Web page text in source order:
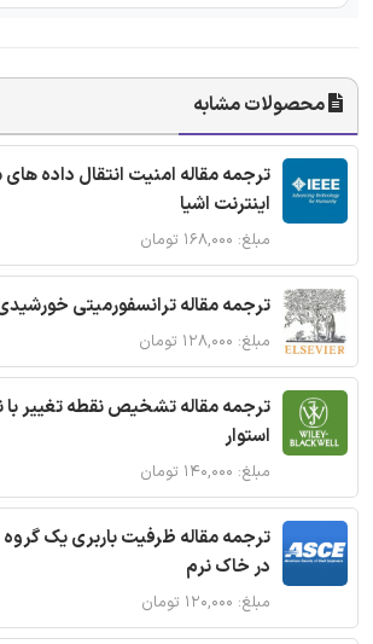
محصولات مشابه
اینترنت اشیا
مبلغ: ۱۶۸,۰۰۰ تومان
ترجمه مقاله ترانسفورمیتی
مبلغ: ۱۲۸,۰۰۰ تومان
ترجمه مقاله تشخیص نقطه تغییر با
استوار
مبلغ: ۱۴۰,۰۰۰ تومان
ترجمه مقاله ظرفیت باربری یک
در خاک نرم
مبلغ: ۱۲۰,۰۰۰ تومان